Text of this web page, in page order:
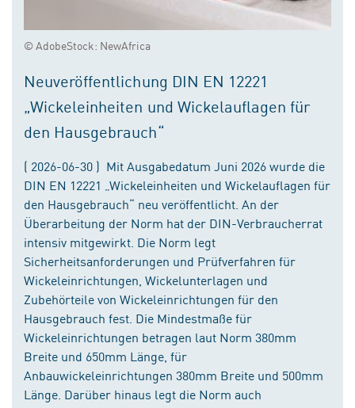
© AdobeStock: NewAfrica
Neuveröffentlichung DIN EN 12221
„Wickeleinheiten und Wickelauflagen für
den Hausgebrauch“
( 2026-06-30 ) Mit Ausgabedatum Juni 2026 wurde die
DIN EN 12221 „Wickeleinheiten und Wickelauflagen für
den Hausgebrauch“ neu veröffentlicht. An der
Überarbeitung der Norm hat der DIN-Verbraucherrat
intensiv mitgewirkt. Die Norm legt
Sicherheitsanforderungen und Prüfverfahren für
Wickeleinrichtungen, Wickelunterlagen und
Zubehörteile von Wickeleinrichtungen für den
Hausgebrauch fest. Die Mindestmaße für
Wickeleinrichtungen betragen laut Norm 380mm
Breite und 650mm Länge, für
Anbauwickeleinrichtungen 380mm Breite und 500mm
Länge. Darüber hinaus legt die Norm auch